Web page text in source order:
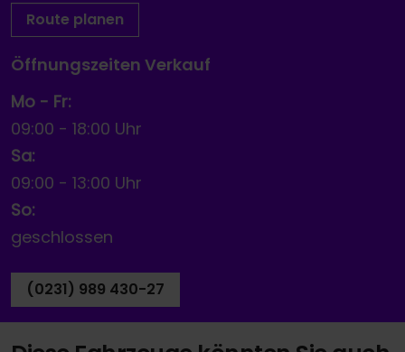
Route planen
Öffnungszeiten Verkauf
Mo - Fr:
09:00 - 18:00 Uhr
Sa:
09:00 - 13:00 Uhr
So:
geschlossen
(0231) 989 430-27